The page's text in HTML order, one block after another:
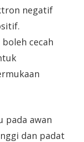
negatif
cecah
pada awan
dan padat